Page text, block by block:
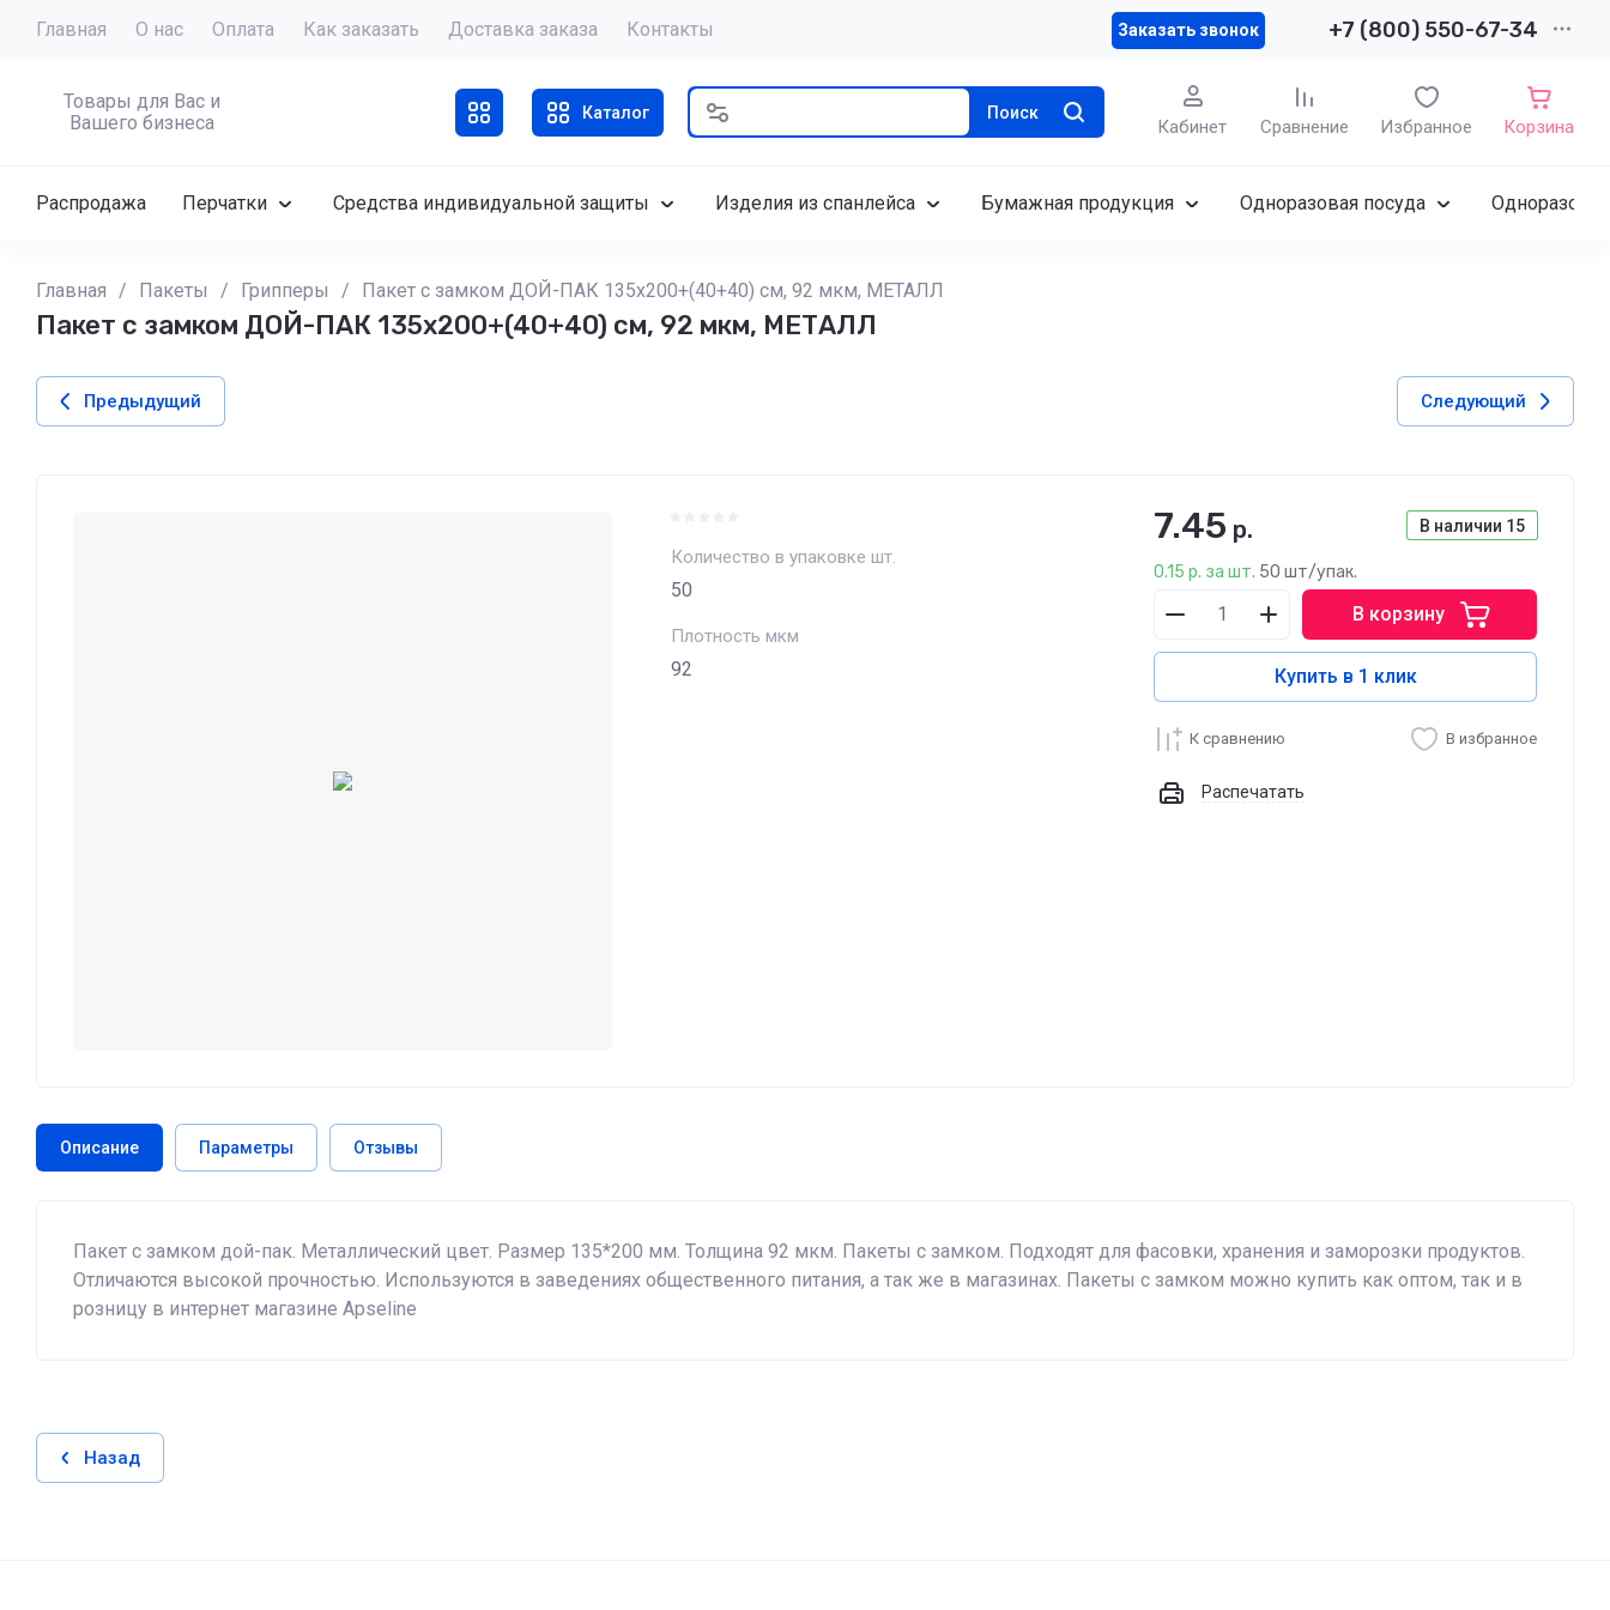
Главная О нас Оплата Как заказать Доставка заказа Контакты Заказать звонок +7 (800) 550-67-34
Товары для Вас и
Вашего бизнеса
Каталог Поиск
Кабинет Сравнение Избранное Корзина
Распродажа Перчатки Средства индивидуальной защиты Изделия из спанлейса Бумажная продукция Одноразовая посуда
Главная / Пакеты / Грипперы / Пакет с замком ДОЙ-ПАК 135х200+(40+40) см, 92 мкм, МЕТАЛЛ
Пакет с замком ДОЙ-ПАК 135х200+(40+40) см, 92 мкм, МЕТАЛЛ
Предыдущий Следующий
Количество в упаковке шт.
50
Плотность мкм
92
В наличии 15
7.45 р.
0.15 р. за шт. 50 шт/упак.
В корзину
Купить в 1 клик
К сравнению В избранное
Распечатать
Описание Параметры Отзывы
Пакет с замком дой-пак. Металлический цвет. Размер 135*200 мм. Толщина 92 мкм. Пакеты с замком. Подходят для фасовки, хранения и заморозки продуктов.
Отличаются высокой прочностью. Используются в заведениях общественного питания, а так же в магазинах. Пакеты с замком можно купить как оптом, так и в
розницу в интернет магазине Apseline
Назад